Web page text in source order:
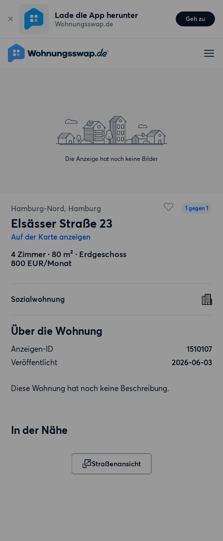
Lade die App herunter
Wohnungsswap.de
Geh zu
Die Anzeige hat noch keine Bilder
Hamburg-Nord, Hamburg 1 gegen 1
Elsässer Straße 23
Auf der Karte anzeigen
4 Zimmer ∙ 80 m² ∙ Erdgeschoss
800 EUR/Monat
Sozialwohnung
Über die Wohnung
Anzeigen-ID
1510107
Veröffentlicht
2026-06-03
Diese Wohnung hat noch keine Beschreibung.
In der Nähe
Straßenansicht